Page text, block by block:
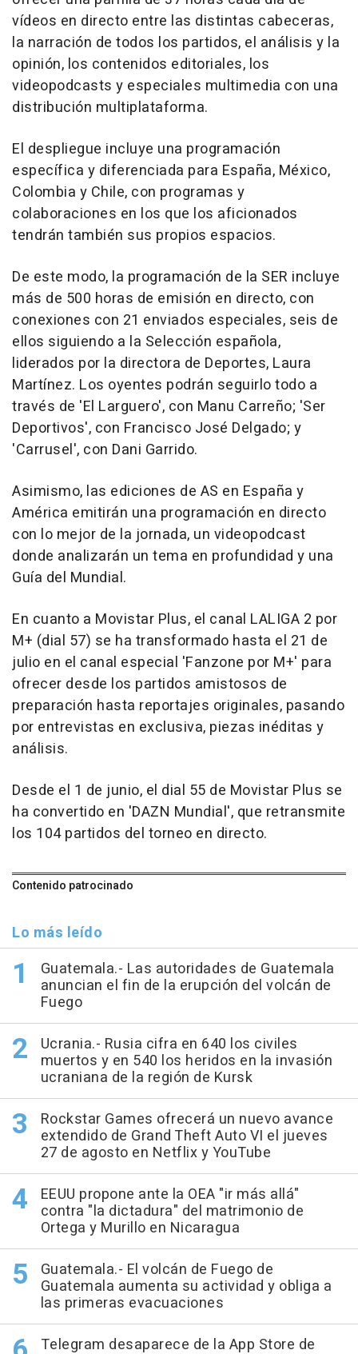
vídeos en directo entre las distintas cabeceras,
la narración de todos los partidos, el análisis y la
opinión, los contenidos editoriales, los
videopodcasts y especiales multimedia con una
distribución multiplataforma.
El despliegue incluye una programación
específica y diferenciada para España, México,
Colombia y Chile, con programas y
colaboraciones en los que los aficionados
tendrán también sus propios espacios.
De este modo, la programación de la SER incluye
más de 500 horas de emisión en directo, con
conexiones con 21 enviados especiales, seis de
ellos siguiendo a la Selección española,
liderados por la directora de Deportes, Laura
Martínez. Los oyentes podrán seguirlo todo a
través de 'El Larguero', con Manu Carreño; 'Ser
Deportivos', con Francisco José Delgado; y
'Carrusel', con Dani Garrido.
Asimismo, las ediciones de AS en España y
América emitirán una programación en directo
con lo mejor de la jornada, un videopodcast
donde analizarán un tema en profundidad y una
Guía del Mundial.
En cuanto a Movistar Plus, el canal LALIGA 2 por
M+ (dial 57) se ha transformado hasta el 21 de
julio en el canal especial 'Fanzone por M+' para
ofrecer desde los partidos amistosos de
preparación hasta reportajes originales, pasando
por entrevistas en exclusiva, piezas inéditas y
análisis.
Desde el 1 de junio, el dial 55 de Movistar Plus se
ha convertido en 'DAZN Mundial', que retransmite
los 104 partidos del torneo en directo.
Contenido patrocinado
Lo más leído
Guatemala.- Las autoridades de Guatemala
anuncian el fin de la erupción del volcán de
Fuego
Ucrania.- Rusia cifra en 640 los civiles
muertos y en 540 los heridos en la invasión
ucraniana de la región de Kursk
Rockstar Games ofrecerá un nuevo avance
extendido de Grand Theft Auto VI el jueves
27 de agosto en Netflix y YouTube
EEUU propone ante la OEA "ir más allá"
contra "la dictadura" del matrimonio de
Ortega y Murillo en Nicaragua
Guatemala.- El volcán de Fuego de
Guatemala aumenta su actividad y obliga a
las primeras evacuaciones
Telegram desaparece de la App Store de